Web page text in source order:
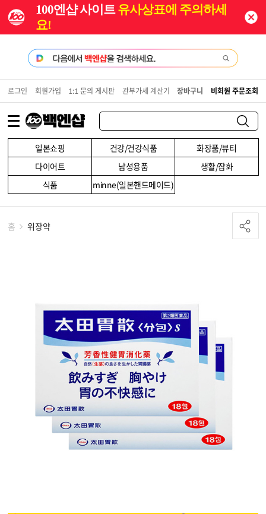
100엔샵 사이트유사상표에 주의하세
요!
일본쇼핑 건강/건강식품
화장품/뷰티
다이어트
남성용품
생활/잡화
식품
minne(일본핸드메이드)
로그인 회원가입 1:1 문의 게시판 관부가세 계산기 장바구니 비회원 주문조회
홈 위장약